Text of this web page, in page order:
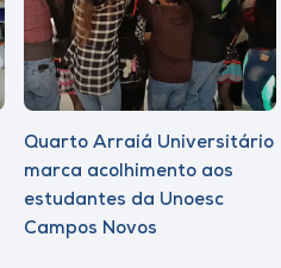
Quarto Arraiá Universitário
marca acolhimento aos
estudantes da Unoesc
Campos Novos